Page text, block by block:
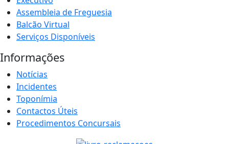
Assembleia de Freguesia
Balcão Virtual
Serviços Disponíveis
Informações
Notícias
Incidentes
Toponímia
Contactos Úteis
Procedimentos Concursais